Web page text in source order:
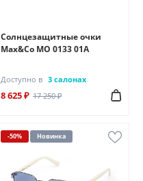
Солнцезащитные очки
Max&Co MO 0133 01A
Доступно в 3 салонах
8 625 ₽ 17 250 ₽
-50% Новинка